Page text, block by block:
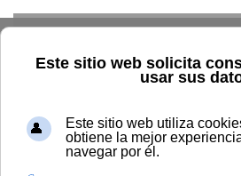
Inicio BOUNIA Bounia Número 16